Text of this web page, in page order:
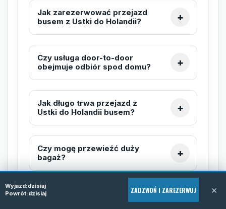
Jak zarezerwować przejazd
busem z Ustki do Holandii?
Czy usługa door-to-door
obejmuje odbiór spod domu?
Jak długo trwa przejazd z
Ustki do Holandii busem?
Czy mogę przewieźć duży
bagaż?
Czy są stałe rozkłady jazdy?
Wyjazd:dzisiaj
Powrót:dzisiaj ZADZWOŃ I ZAREZERWUJ ×